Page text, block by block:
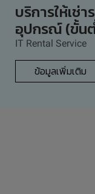
บริการให้เช่
อุปกรณ์ (ขั้น
IT Rental Service
ข้อมูลเพิ่มเติม